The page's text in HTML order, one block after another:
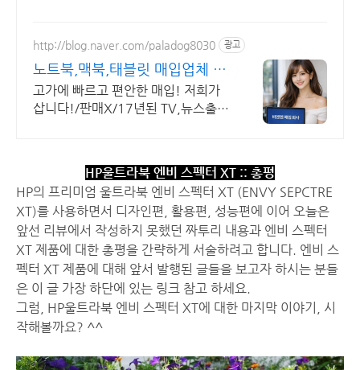
http://blog.naver.com/paladog8030 광고
노트북,맥북,태블릿 매입업체 고
가 매입 회사
고가에 빠르고 편안한 매입! 저희가
삽니다!/판매X/17년된 TV,뉴스출현
다!매입해요/판매X
HP울트라북 엔비 스펙터 XT :: 총평
HP의 프리미엄 울트라북 엔비 스펙터 XT (ENVY SEPCTRE
XT)를 사용하면서 디자인편, 활용편, 성능편에 이어 오늘은
앞선 리뷰에서 작성하지 못했던 짜투리 내용과 엔비 스펙터
XT 제품에 대한 총평을 간략하게 서술하려고 합니다. 엔비 스
펙터 XT 제품에 대해 앞서 발행된 글들을 보고자 하시는 분들
은 이 글 가장 하단에 있는 링크 참고 하세요.
그럼, HP울트라북 엔비 스펙터 XT에 대한 마지막 이야기, 시
작해볼까요? ^^